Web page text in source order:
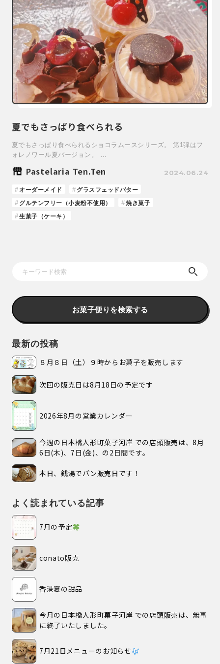
夏でもさっぱり食べられる
夏でもさっぱり食べられるショコラムースシリーズ。 第1弾はフ
ォレノワール夏バージョン。 …
Pastelaria Ten.Ten 2024.06.24
オーダーメイド
グラスフェッドバター
グルテンフリー（小麦粉不使用）
焼き菓子
生菓子（ケーキ）
お菓子便りを検索する
最新の投稿
８月８日（土）９時からお菓子を販売します
次回の販売日は8月18日の予定です
2026年8月の営業カレンダー
今週の日本橋人形町菓子河岸 での店頭販売は、8月
6日(木)、7日(金)、の2日間です。
本日、銭湯でパン販売日です！
よく読まれている記事
7月の予定
conato販売
香港夏の甜品
今月の日本橋人形町菓子河岸 での店頭販売は、無事
に終了いたしました。
7月21日メニューのお知らせ